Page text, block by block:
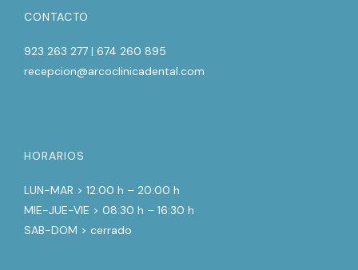
CONTACTO
923 263 277 | 674 260 895
recepcion@arcoclinicadental.com
HORARIOS
LUN-MAR > 12:00 h – 20:00 h
MIE-JUE-VIE > 08:30 h – 16:30 h
SAB-DOM > cerrado